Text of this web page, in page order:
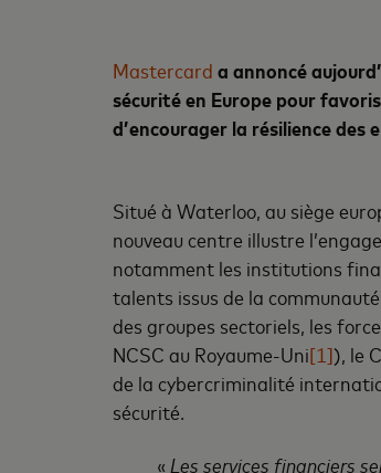
Mastercard a annoncé
sécurité en Europe pour
d’encourager la résilience des
Situé à Waterloo, au siège
nouveau centre illustre
notamment les institutions
talents issus de la
des groupes sectoriels, les
NCSC au Royaume-Uni[1]), le
de la cybercriminalité
sécurité.
« Les services financiers